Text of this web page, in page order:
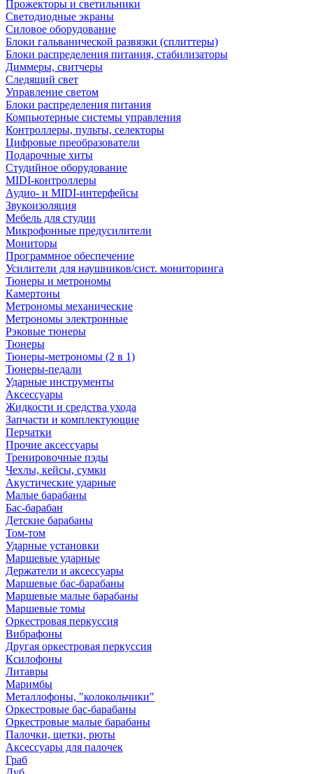
Прожекторы и светильники
Светодиодные экраны
Силовое оборудование
Блоки гальванической развязки (сплиттеры)
Блоки распределения питания, стабилизаторы
Диммеры, свитчеры
Следящий свет
Управление светом
Блоки распределения питания
Компьютерные системы управления
Контроллеры, пульты, селекторы
Цифровые преобразователи
Подарочные хиты
Студийное оборудование
MIDI-контроллеры
Аудио- и MIDI-интерфейсы
Звукоизоляция
Мебель для студии
Микрофонные предусилители
Мониторы
Программное обеспечение
Усилители для наушников/сист. мониторинга
Тюнеры и метрономы
Камертоны
Метрономы механические
Метрономы электронные
Рэковые тюнеры
Тюнеры
Тюнеры-метрономы (2 в 1)
Тюнеры-педали
Ударные инструменты
Аксессуары
Жидкости и средства ухода
Запчасти и комплектующие
Перчатки
Прочие аксессуары
Тренировочные пэды
Чехлы, кейсы, сумки
Акустические ударные
Mалые барабаны
Бас-барабан
Детские барабаны
Том-том
Ударные установки
Маршевые ударные
Держатели и аксессуары
Маршевые бас-барабаны
Маршевые малые барабаны
Маршевые томы
Оркестровая перкуссия
Вибрафоны
Другая оркестровая перкуссия
Ксилофоны
Литавры
Маримбы
Металлофоны, "колокольчики"
Оркестровые бас-барабаны
Оркестровые малые барабаны
Палочки, щетки, рюты
Аксессуары для палочек
Граб